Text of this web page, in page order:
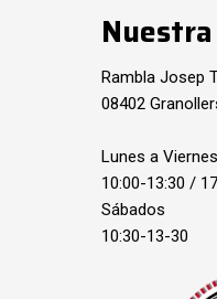
Rambla Josep
08402
Lunes a Viernes
10:00-13:30 /
Sábados
10:30-13-30